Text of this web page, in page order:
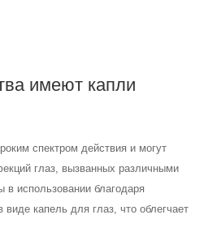
имеют капли
спектром действия и могут
глаз, вызванных различными
использовании благодаря
капель для глаз, что облегчает